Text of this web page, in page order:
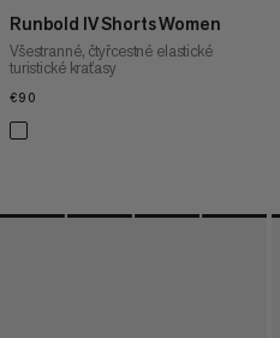
Runbold IV Shorts Women
Všestranné, čtyřcestné elastické
turistické kraťasy
€90